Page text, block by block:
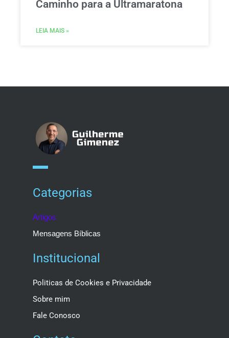
Caminho para a Ultramaratona
LEIA MAIS »
Categorias
Artigos
Mensagens Bíblicas
Institucional
Politicas de Cookies e Privacidade
Sobre mim
Fale Conosco